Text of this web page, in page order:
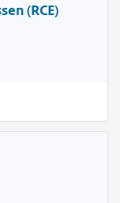
(RCE)